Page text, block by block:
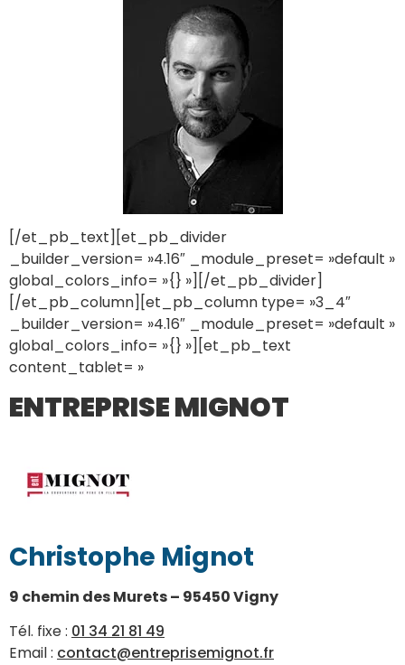
[/et_pb_text][et_pb_divider
_builder_version= »4.16″ _module_preset= »default »
global_colors_info= »{} »][/et_pb_divider]
[/et_pb_column][et_pb_column type= »3_4″
_builder_version= »4.16″ _module_preset= »default »
global_colors_info= »{} »][et_pb_text
content_tablet= »
ENTREPRISE MIGNOT
Christophe Mignot
9 chemin des Murets – 95450 Vigny
Tél. fixe : 01 34 21 81 49
Email : contact@entreprisemignot.fr